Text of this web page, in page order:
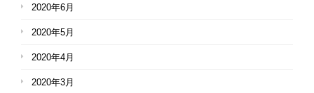
2020年6月
2020年5月
2020年4月
2020年3月